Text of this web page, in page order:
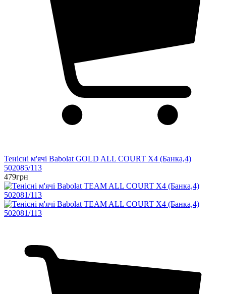
Тенісні м'ячі Babolat GOLD ALL COURT X4 (Банка,4)
502085/113
479грн